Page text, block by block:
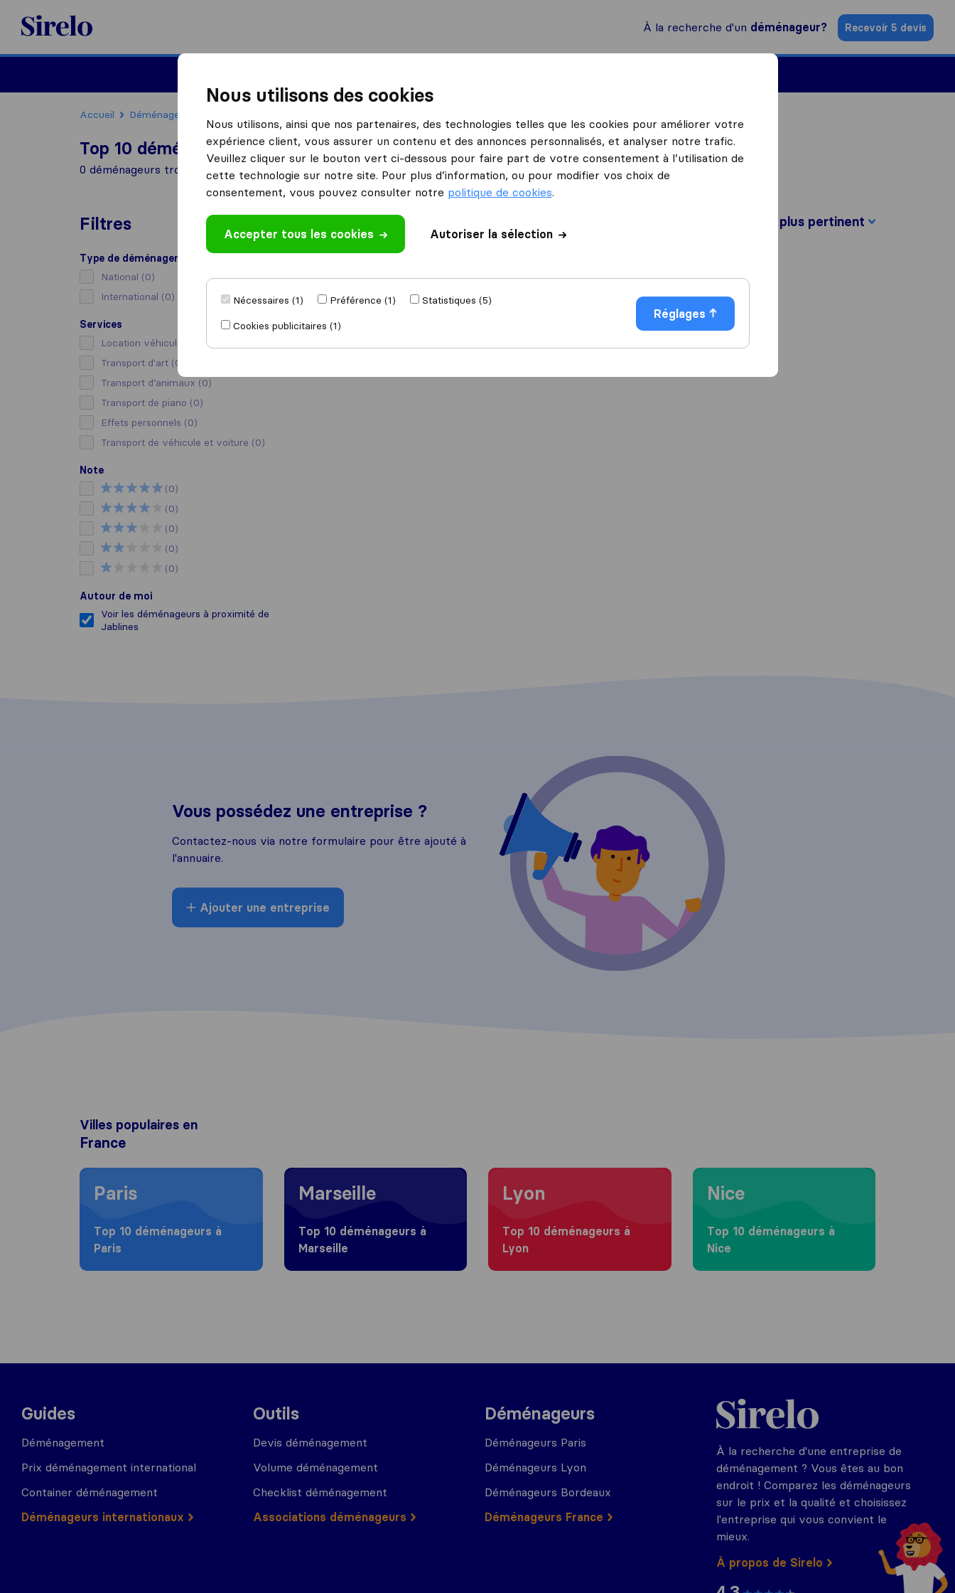
Sirelo.fr
À la recherche d'un déménageur? Recevoir 5 devis
Accueil Déménageurs France
Top 10 déménageurs à Jablines
0 déménageurs trouvés à Jablines
Filtres
Type de déménagement
National (0)
International (0)
Services
Location véhicule avec chauffeur
Transport d'art (0)
Transport d’animaux (0)
Transport de piano (0)
Effets personnels (0)
Transport de véhicule et voiture (0)
Note
(0)
(0)
(0)
(0)
(0)
Autour de moi
Voir les déménageurs à proximité de
Jablines
Vous possédez une entreprise ?
Contactez-nous via notre formulaire pour être ajouté à
l'annuaire.
Ajouter une entreprise
Villes populaires en
France
Moving to Paris
Paris
Top 10 déménageurs à
Paris
Moving to Marseille
Marseille
Top 10 déménageurs à
Marseille
Moving to Lyon
Lyon
Top 10 déménageurs à
Lyon
Moving to Nice
Nice
Top 10 déménageurs à
Nice
Guides
Déménagement
Prix déménagement international
Container déménagement
Déménageurs internationaux
Outils
Devis déménagement
Volume déménagement
Checklist déménagement
Associations déménageurs
Déménageurs
Déménageurs Paris
Déménageurs Lyon
Déménageurs Bordeaux
Déménageurs France
Sirelo.fr
À la recherche d'une entreprise de
déménagement ? Vous êtes au bon
endroit ! Comparez les déménageurs
sur le prix et la qualité et choisissez
l'entreprise qui vous convient le
mieux.
À propos de Sirelo
Nous utilisons des cookies
Nous utilisons, ainsi que nos partenaires, des technologies telles que les cookies pour améliorer votre
expérience client, vous assurer un contenu et des annonces personnalisés, et analyser notre trafic.
Veuillez cliquer sur le bouton vert ci-dessous pour faire part de votre consentement à l’utilisation de
cette technologie sur notre site. Pour plus d’information, ou pour modifier vos choix de
consentement, vous pouvez consulter notre politique de cookies.
Accepter tous les cookies Autoriser la sélection
Nécessaires (1) Préférence (1)
Statistiques (5)
Cookies publicitaires (1)
Réglages